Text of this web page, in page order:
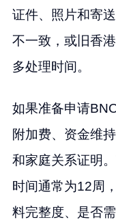
证件、照片和寄
不一致，或旧香
多处理时间。
如果准备申请
附加费、资金维
和家庭关系证明
时间通常为12周
料完整度、是否